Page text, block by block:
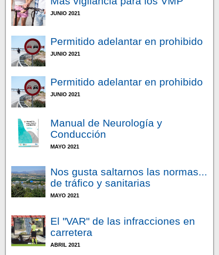
JUNIO 2021
Permitido adelantar en prohibido
JUNIO 2021
Permitido adelantar en prohibido
JUNIO 2021
Manual de Neurología y
Conducción
MAYO 2021
Nos gusta saltarnos las normas...
de tráfico y sanitarias
MAYO 2021
El "VAR" de las infracciones en
carretera
ABRIL 2021